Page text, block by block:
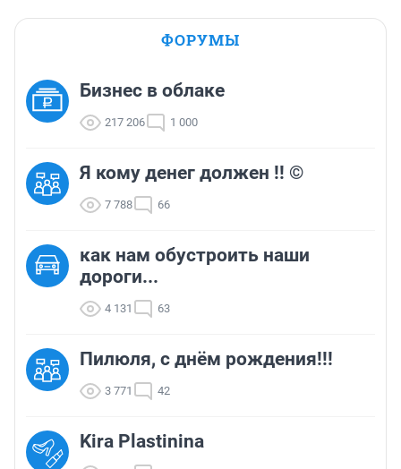
ФОРУМЫ
Бизнес в облаке
217 206 1 000
Я кому денег должен !! ©
7 788 66
как нам обустроить наши
дороги...
4 131 63
Пилюля, с днём рождения!!!
3 771 42
Kira Plastinina